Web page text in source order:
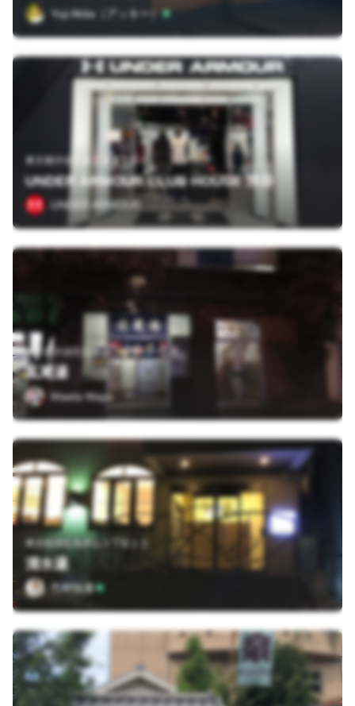
Yuji Akita（アッキー）
東京都渋谷区道玄坂２丁目５
UNDER ARMOUR CLUB HOUSE 渋谷
UNDER ARMOUR
東京都渋谷区広尾５丁目５−４−１６
広尾湯
Maeta Mayo
東京都港区南青山３丁目１２
清水湯
竹村拓泰